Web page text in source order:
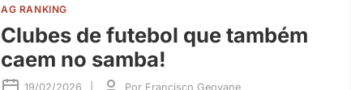
AG RANKING
Clubes de futebol que também
caem no samba!
19/02/2026 Por Francisco Geovane